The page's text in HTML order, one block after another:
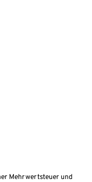
Mehrwertsteuer und